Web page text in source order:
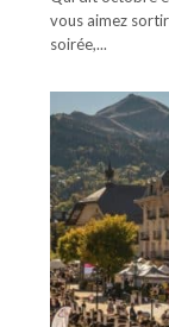
vous aimez
soirée,...